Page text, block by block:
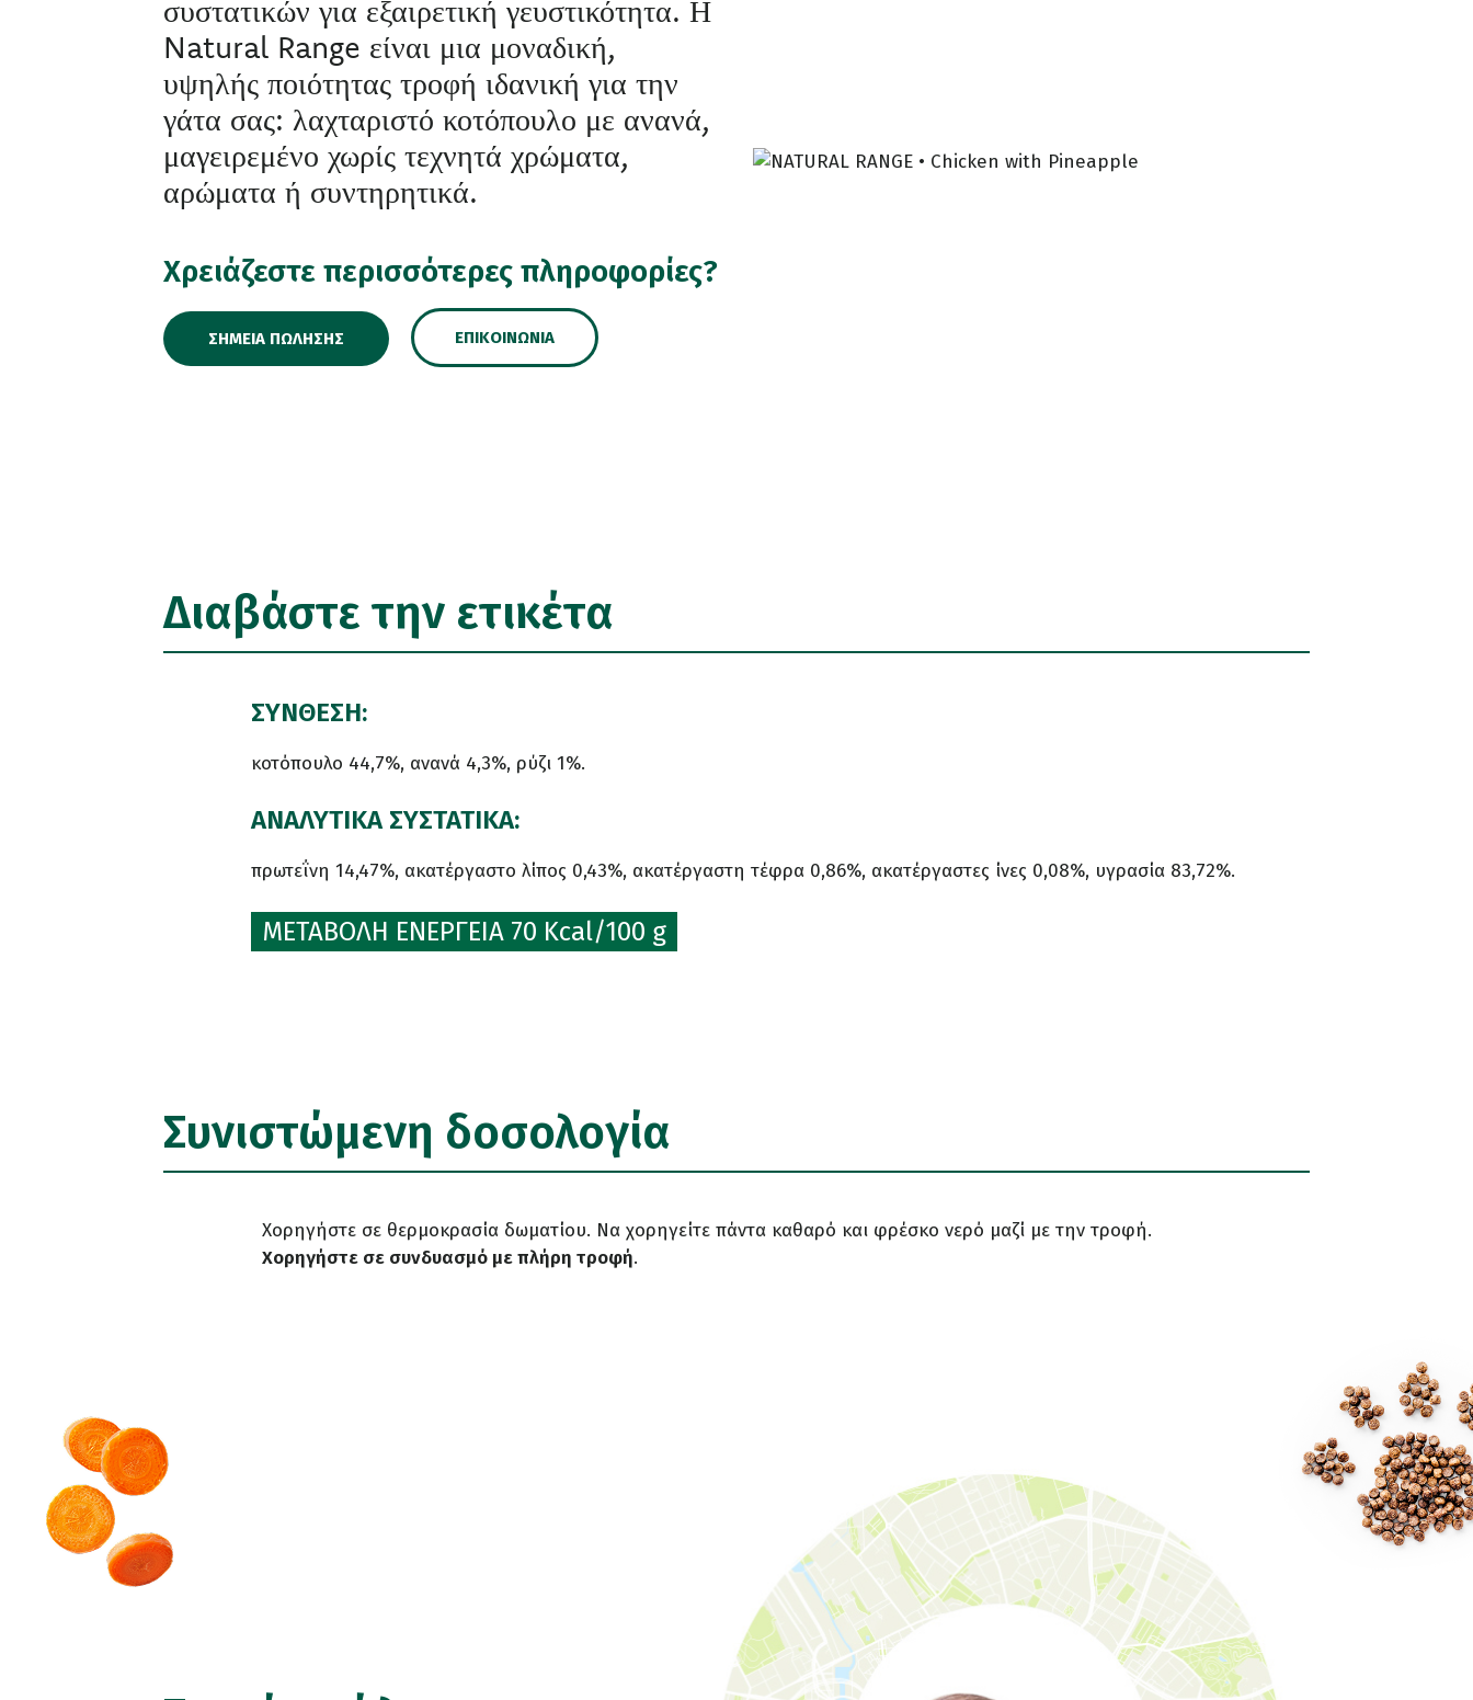
συστατικών για εξαιρετική γευστικότητα. Η
Natural Range είναι μια μοναδική,
υψηλής ποιότητας τροφή ιδανική για την
γάτα σας: λαχταριστό κοτόπουλο με ανανά,
μαγειρεμένο χωρίς τεχνητά χρώματα,
αρώματα ή συντηρητικά.
Χρειάζεστε περισσότερες πληροφορίες?
ΣΗΜΕΊΑ ΠΏΛΗΣΗΣ ΕΠΙΚΟΙΝΩΝΊΑ
Διαβάστε την ετικέτα
ΣΥΝΘΕΣΗ:
κοτόπουλο 44,7%, ανανά 4,3%, ρύζι 1%.
ΑΝΑΛΥΤΙΚΑ ΣΥΣΤΑΤΙΚΑ:
πρωτεΐνη 14,47%, ακατέργαστο λίπος 0,43%, ακατέργαστη τέφρα 0,86%, ακατέργαστες ίνες 0,08%, υγρασία 83,72%.
ΜΕΤΑΒΟΛΗ ΕΝΕΡΓΕΙΑ 70 Kcal/100 g
Συνιστώμενη δοσολογία
Χορηγήστε σε θερμοκρασία δωματίου. Να χορηγείτε πάντα καθαρό και φρέσκο νερό μαζί με την τροφή.
Χορηγήστε σε συνδυασμό με πλήρη τροφή.